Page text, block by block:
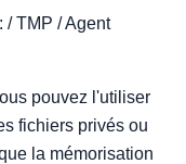
/ TMP / Agent
pouvez l'utiliser
fichiers privés ou
la mémorisation